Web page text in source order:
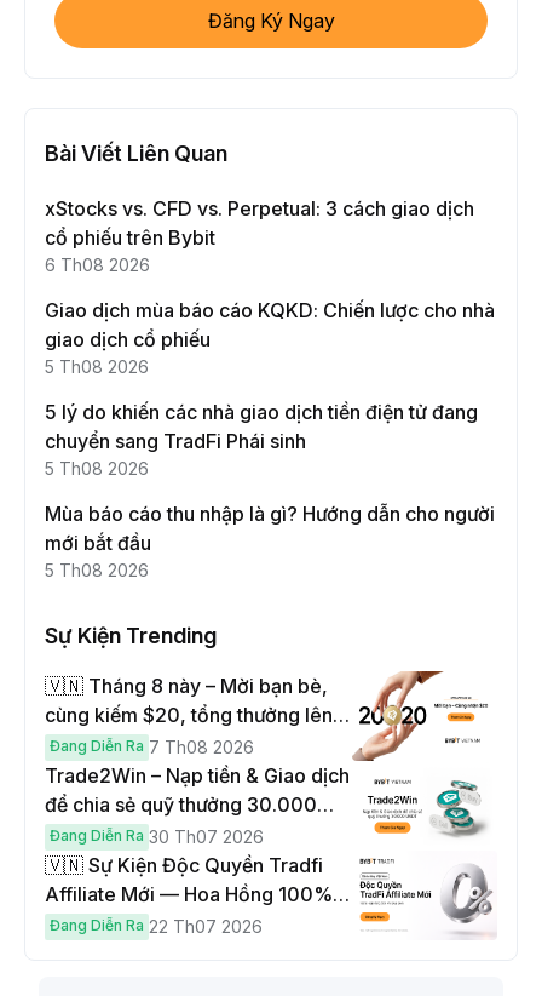
Đăng Ký Ngay
Bài Viết Liên Quan
xStocks vs. CFD vs. Perpetual: 3 cách giao dịch
cổ phiếu trên Bybit
6 Th08 2026
Giao dịch mùa báo cáo KQKD: Chiến lược cho nhà
giao dịch cổ phiếu
5 Th08 2026
5 lý do khiến các nhà giao dịch tiền điện tử đang
chuyển sang TradFi Phái sinh
5 Th08 2026
Mùa báo cáo thu nhập là gì? Hướng dẫn cho người
mới bắt đầu
5 Th08 2026
Sự Kiện Trending
🇻🇳 Tháng 8 này – Mời bạn bè,
cùng kiếm $20, tổng thưởng lên
đến $1,000
Đang Diễn Ra 7 Th08 2026
Trade2Win – Nạp tiền & Giao dịch
để chia sẻ quỹ thưởng 30.000
USDT
Đang Diễn Ra 30 Th07 2026
🇻🇳 Sự Kiện Độc Quyền Tradfi
Affiliate Mới — Hoa Hồng 100% &
Hoàn Phí Qua Đêm
Đang Diễn Ra 22 Th07 2026